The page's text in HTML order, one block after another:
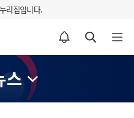
리집입니다.
알림설정 바로가기 검색 바로가기 메뉴 열기
스